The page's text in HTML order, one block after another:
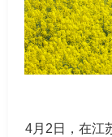
4月2日，在江